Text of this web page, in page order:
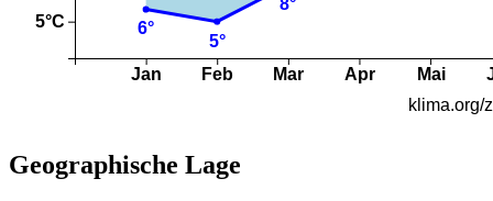
Geographische Lage